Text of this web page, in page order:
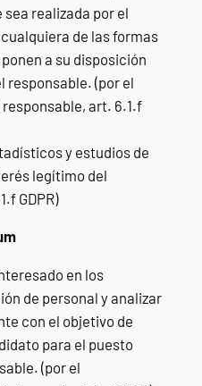
realizada por el
de las formas
a su disposición
responsable. (por el
art. 6.1.f
y estudios de
legítimo del
GDPR)
en los
de personal y analizar
con el objetivo de
para el puesto
(por el